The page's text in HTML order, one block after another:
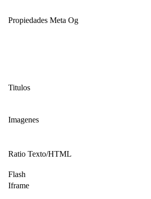
Propiedades Meta Og
Titulos
Imagenes
Ratio Texto/HTML
Flash
Iframe